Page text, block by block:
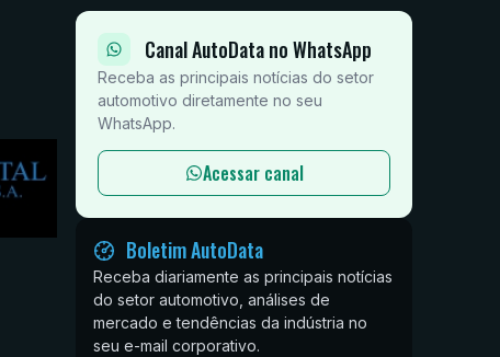
Canal AutoData no WhatsApp
Receba as principais notícias do setor
automotivo diretamente no seu
WhatsApp.
Acessar canal
Boletim AutoData
Receba diariamente as principais notícias
do setor automotivo, análises de
mercado e tendências da indústria no
seu e-mail corporativo.